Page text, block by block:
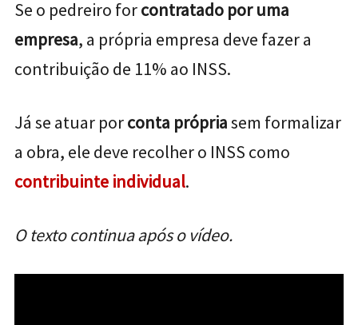
Se o pedreiro forcontratado por uma
empresa, a própria empresa deve fazer a
contribuição de 11% ao INSS.
Já se atuar porconta própriasem formalizar
a obra, ele deve recolher o INSS como
contribuinte individual.
O texto continua após o vídeo.